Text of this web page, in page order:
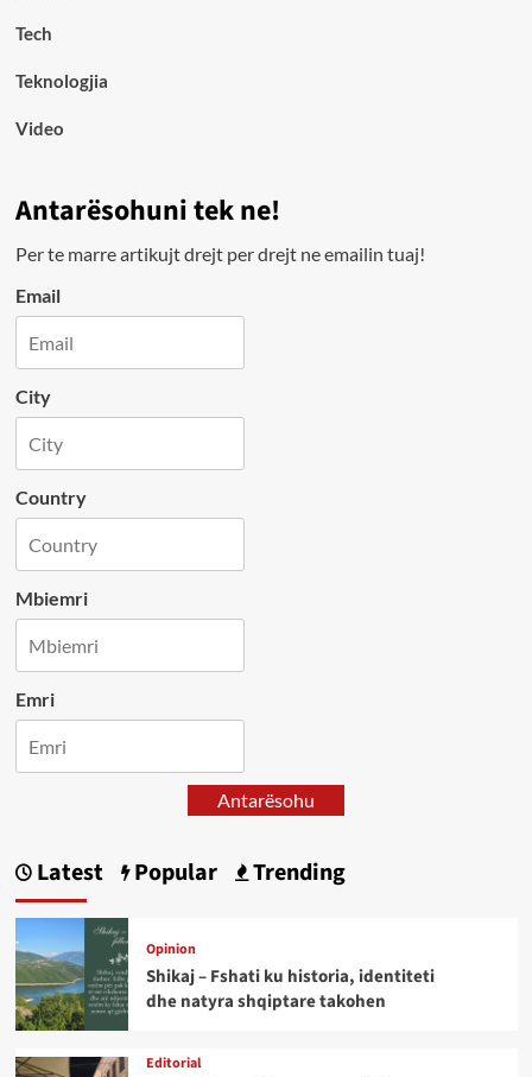
Tech
Teknologjia
Video
Antarësohuni tek ne!
Per te marre artikujt drejt per drejt ne emailin tuaj!
Email
City
Country
Mbiemri
Emri
Antarësohu
Latest Popular Trending
Opinion
Shikaj – Fshati ku historia, identiteti
dhe natyra shqiptare takohen
Editorial